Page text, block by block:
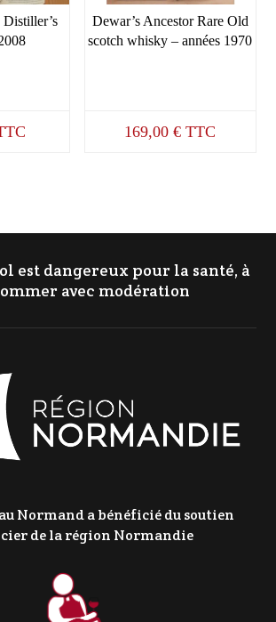
Dewar’s Ancestor Rare Old
scotch whisky – années 1970
169,00€ TTC
est dangereux pour la santé, à
avec modération
Normand a bénéficié du soutien
de la région Normandie